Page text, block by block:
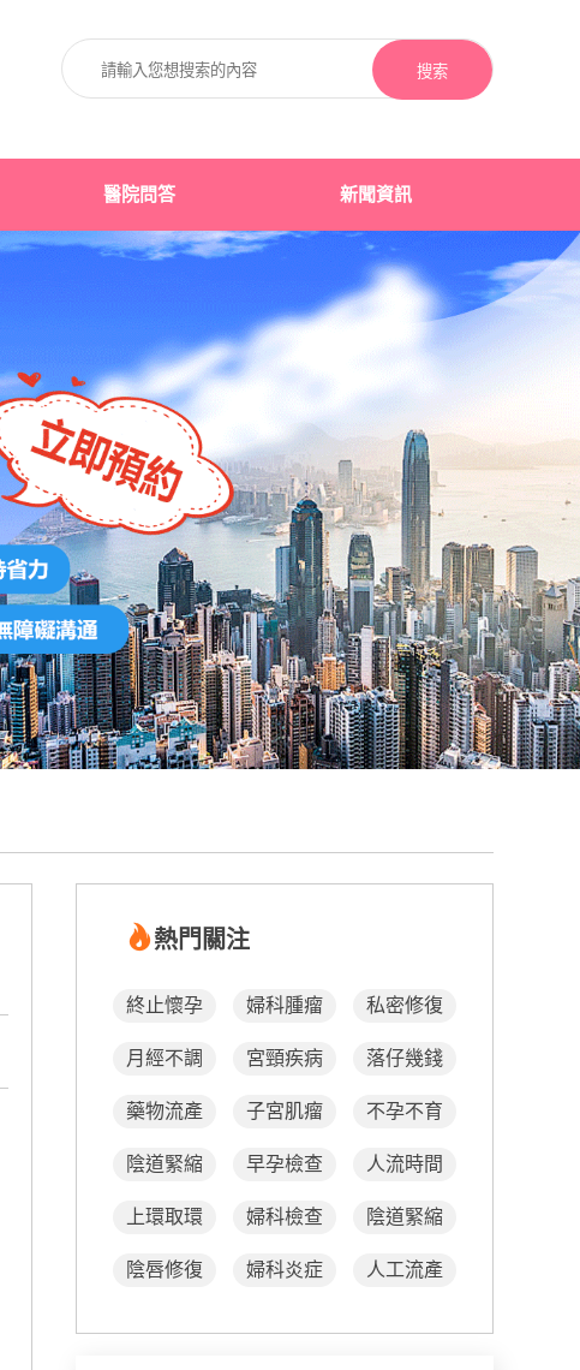
搜索
醫院問答 新聞資訊
熱門關注
終止懷孕 婦科腫瘤 私密修復
月經不調 宮頸疾病 落仔幾錢
藥物流產 子宮肌瘤 不孕不育
陰道緊縮 早孕檢查 人流時間
上環取環 婦科檢查 陰道緊縮
陰唇修復 婦科炎症 人工流產